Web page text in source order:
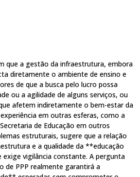
que a gestão da infraestrutura, embora
diretamente o ambiente de ensino e
de que a busca pelo lucro possa
ou a agilidade de alguns serviços, ou
afetem indiretamente o bem-estar da
em outras esferas, como a
de Educação em outros
estruturais, sugere que a relação
e a qualidade da **educação
vigilância constante. A pergunta
de PPP realmente garantirá a